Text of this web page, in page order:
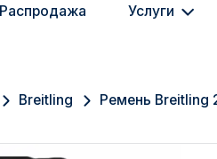
Санкт-Петербург
Новосибирск
Распродажа Услуги
Breitling Ремень Breitling